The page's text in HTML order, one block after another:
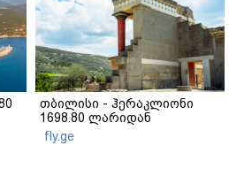
თბილისი - ჰერაკლიონი
1698.80 ლარიდან
fly.ge